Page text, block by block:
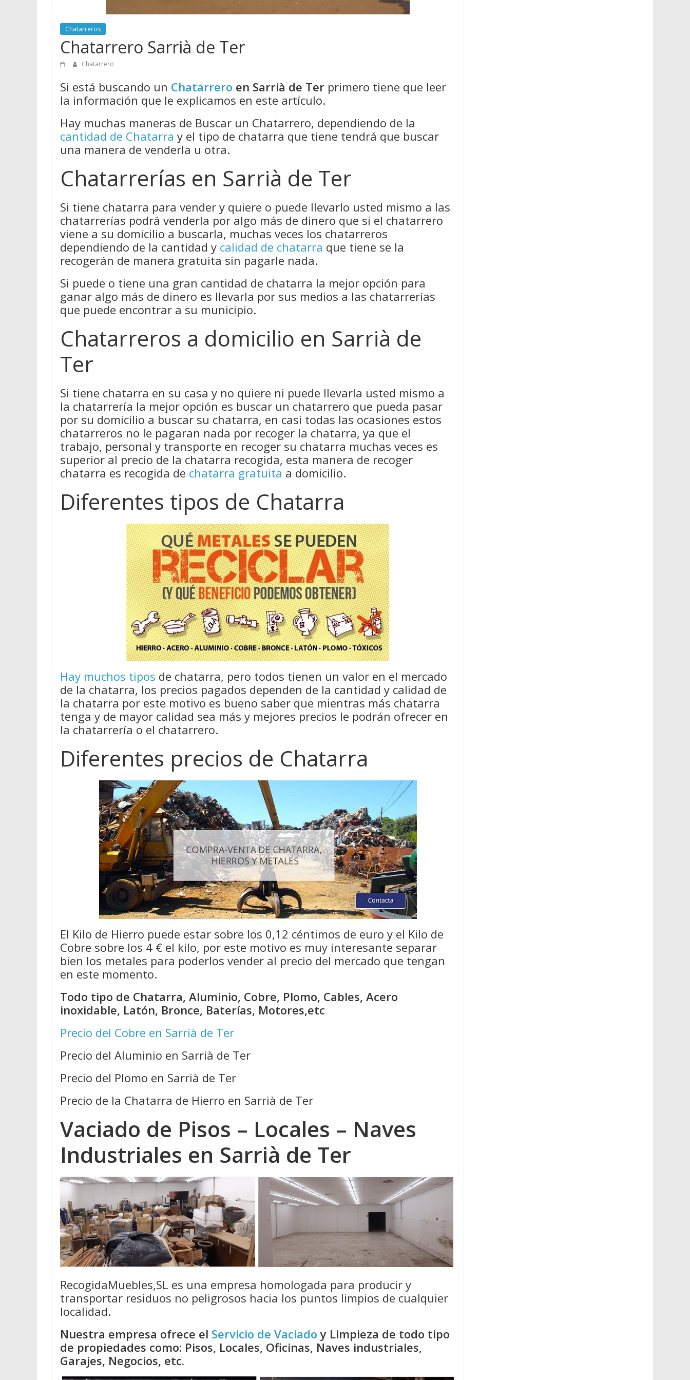
Chatarreros
Chatarrero Sarrià de Ter
Chatarrero
Si está buscando un Chatarrero en Sarrià de Ter primero tiene que leer
la información que le explicamos en este artículo.
Hay muchas maneras de Buscar un Chatarrero, dependiendo de la
cantidad de Chatarra y el tipo de chatarra que tiene tendrá que buscar
una manera de venderla u otra.
Chatarrerías en Sarrià de Ter
Si tiene chatarra para vender y quiere o puede llevarlo usted mismo a las
chatarrerías podrá venderla por algo más de dinero que si el chatarrero
viene a su domicilio a buscarla, muchas veces los chatarreros
dependiendo de la cantidad y calidad de chatarra que tiene se la
recogerán de manera gratuita sin pagarle nada.
Si puede o tiene una gran cantidad de chatarra la mejor opción para
ganar algo más de dinero es llevarla por sus medios a las chatarrerías
que puede encontrar a su municipio.
Chatarreros a domicilio en Sarrià de
Ter
Si tiene chatarra en su casa y no quiere ni puede llevarla usted mismo a
la chatarrería la mejor opción es buscar un chatarrero que pueda pasar
por su domicilio a buscar su chatarra, en casi todas las ocasiones estos
chatarreros no le pagaran nada por recoger la chatarra, ya que el
trabajo, personal y transporte en recoger su chatarra muchas veces es
superior al precio de la chatarra recogida, esta manera de recoger
chatarra es recogida de chatarra gratuita a domicilio.
Diferentes tipos de Chatarra
Hay muchos tipos de chatarra, pero todos tienen un valor en el mercado
de la chatarra, los precios pagados dependen de la cantidad y calidad de
la chatarra por este motivo es bueno saber que mientras más chatarra
tenga y de mayor calidad sea más y mejores precios le podrán ofrecer en
la chatarrería o el chatarrero.
Diferentes precios de Chatarra
El Kilo de Hierro puede estar sobre los 0,12 céntimos de euro y el Kilo de
Cobre sobre los 4 € el kilo, por este motivo es muy interesante separar
bien los metales para poderlos vender al precio del mercado que tengan
en este momento.
Todo tipo de Chatarra, Aluminio, Cobre, Plomo, Cables, Acero
inoxidable, Latón, Bronce, Baterías, Motores,etc
Precio del Cobre en Sarrià de Ter
Precio del Aluminio en Sarrià de Ter
Precio del Plomo en Sarrià de Ter
Precio de la Chatarra de Hierro en Sarrià de Ter
Vaciado de Pisos – Locales – Naves
Industriales en Sarrià de Ter
RecogidaMuebles,SL es una empresa homologada para producir y
transportar residuos no peligrosos hacia los puntos limpios de cualquier
localidad.
Nuestra empresa ofrece el Servicio de Vaciado y Limpieza de todo tipo
de propiedades como: Pisos, Locales, Oficinas, Naves industriales,
Garajes, Negocios, etc.